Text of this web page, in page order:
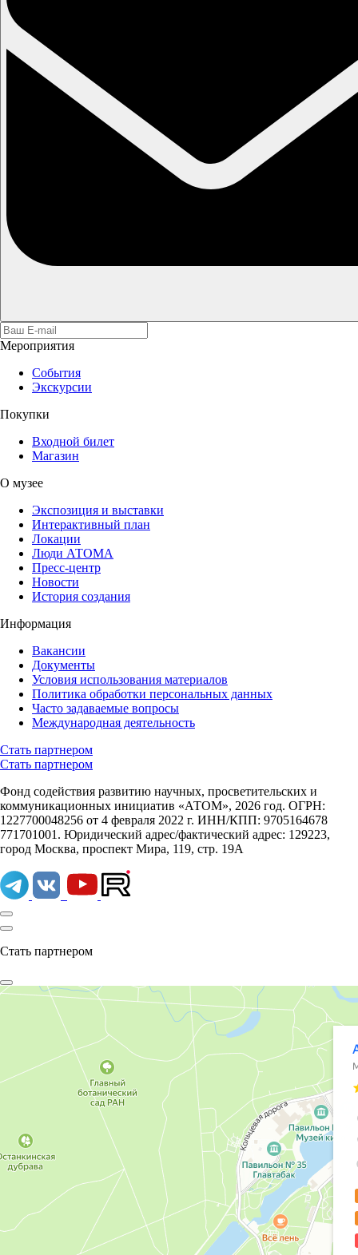
Мероприятия
События
Экскурсии
Покупки
Входной билет
Магазин
О музее
Экспозиция и выставки
Интерактивный план
Локации
Люди АТОМА
Пресс-центр
Новости
История создания
Информация
Вакансии
Документы
Условия использования материалов
Политика обработки персональных данных
Часто задаваемые вопросы
Международная деятельность
Стать партнером
Стать партнером
Фонд содействия развитию научных, просветительских и
коммуникационных инициатив «АТОМ», 2026 год. ОГРН:
1227700048256 от 4 февраля 2022 г. ИНН/КПП: 9705164678
771701001. Юридический адрес/фактический адрес: 129223,
город Москва, проспект Мира, 119, стр. 19А
Стать партнером